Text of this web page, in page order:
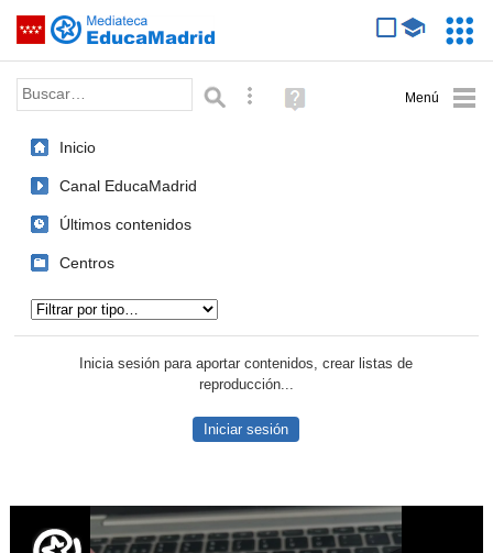
Saltar navegación
Palabra o frase: Búsqueda avanzada
Ayuda
(en
Inicio
Canal EducaMadrid
Últimos contenidos
Centros
Inicia sesión para aportar contenidos, crear listas de
reproducción...
Iniciar sesión